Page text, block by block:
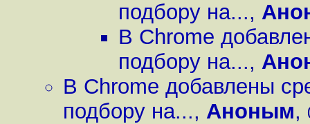
подбору на...,
В Chrome
подбору на...,
В Chrome добавлены
подбору на..., Аноным,